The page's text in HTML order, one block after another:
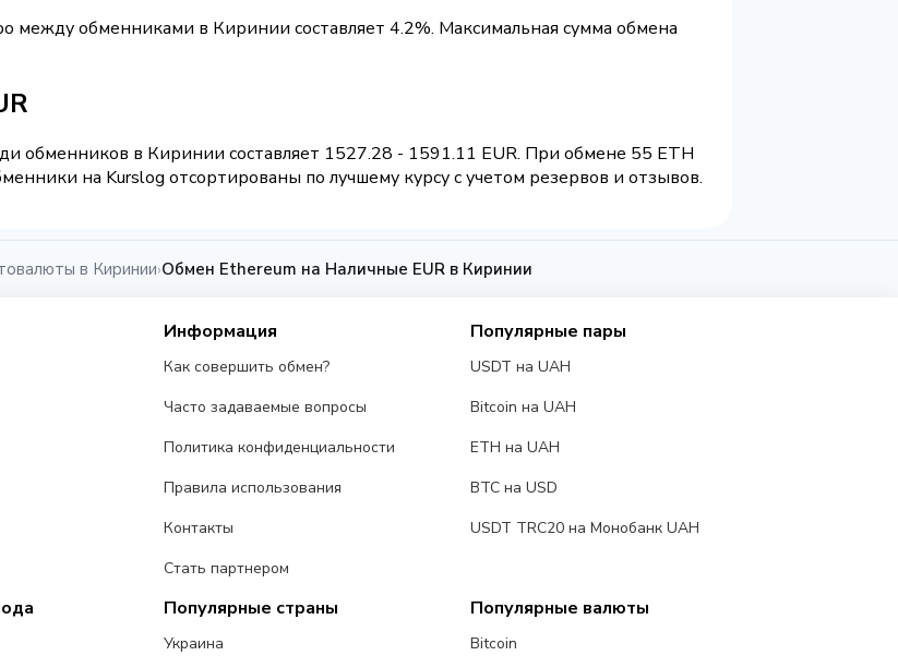
между обменниками в Киринии составляет 4.2%. Максимальная сумма обмена
обменников в Киринии составляет 1527.28 - 1591.11 EUR. При обмене 55 ETH
на Kurslog отсортированы по лучшему курсу с учетом резервов и отзывов.
в Киринии›Обмен Ethereum на Наличные EUR в Киринии
Информация
Как совершить обмен?
Часто задаваемые вопросы
Политика конфиденциальности
Правила использования
Контакты
Стать партнером
Популярные пары
USDT на UAH
Bitcoin на UAH
ETH на UAH
BTC на USD
USDT TRC20 на Монобанк UAH
Популярные страны
Украина
Популярные валюты
Bitcoin